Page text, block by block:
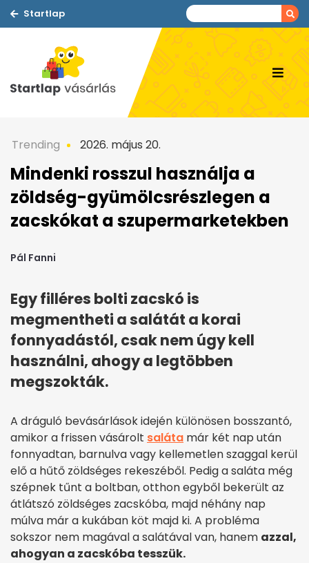
Startlap
Trending 2026. május 20.
Mindenki rosszul használja a
zöldség-gyümölcsrészlegen a
zacskókat a szupermarketekben
Pál Fanni
Egy filléres bolti zacskó is
megmentheti a salátát a korai
fonnyadástól, csak nem úgy kell
használni, ahogy a legtöbben
megszokták.
A dráguló bevásárlások idején különösen bosszantó,
amikor a frissen vásárolt saláta már két nap után
fonnyadtan, barnulva vagy kellemetlen szaggal kerül
elő a hűtő zöldséges rekeszéből. Pedig a saláta még
szépnek tűnt a boltban, otthon egyből bekerült az
átlátszó zöldséges zacskóba, majd néhány nap
múlva már a kukában köt majd ki. A probléma
sokszor nem magával a salátával van, hanem azzal,
ahogyan a zacskóba tesszük.